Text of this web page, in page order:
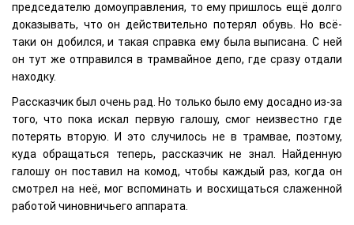
председателю домоуправления, то ему пришлось ещё долго
доказывать, что он действительно потерял обувь. Но всё-
таки он добился, и такая справка ему была выписана. С ней
он тут же отправился в трамвайное депо, где сразу отдали
находку.
Рассказчик был очень рад. Но только было ему досадно из-за
того, что пока искал первую галошу, смог неизвестно где
потерять вторую. И это случилось не в трамвае, поэтому,
куда обращаться теперь, рассказчик не знал. Найденную
галошу он поставил на комод, чтобы каждый раз, когда он
смотрел на неё, мог вспоминать и восхищаться слаженной
работой чиновничьего аппарата.